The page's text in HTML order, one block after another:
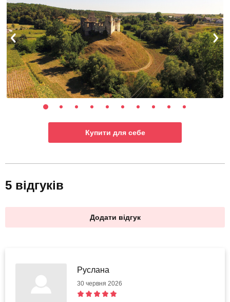
Купити для себе
5 відгуків
Додати відгук
Руслана
30 червня 2026